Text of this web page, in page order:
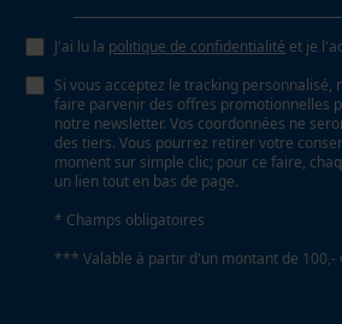
J'ai lu la politique de confidentialité et je
Si vous acceptez le tracking personnalisé,
faire parvenir des offres promotionnelles
notre newsletter. Vos coordonnées ne
des tiers. Vous pourrez retirer votre
moment sur simple clic; pour ce faire,
un lien tout en bas de page.
* Champs obligatoires
*** Valable à partir d'un montant de 100,-